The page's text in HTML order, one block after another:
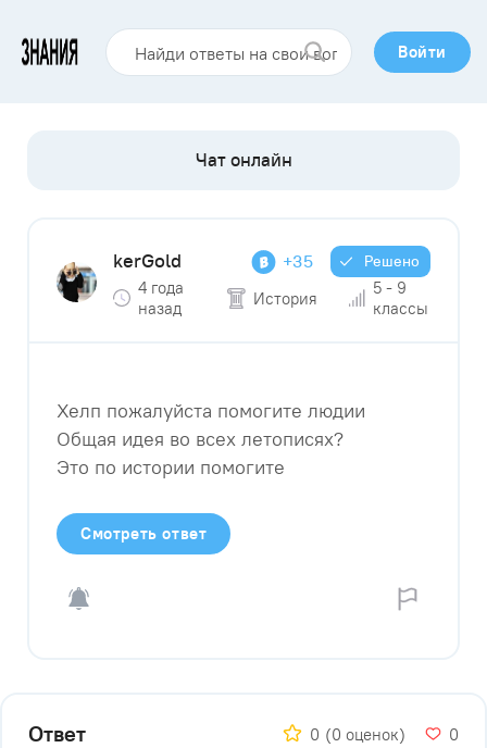
Войти
kerGold +35 Решено
4 года
назад
История
5 - 9
классы
Хелп пожалуйста помогите людии
Общая идея во всех летописях?
Это по истории помогите
Смотреть ответ
Ответ 0 (0 оценок) 0